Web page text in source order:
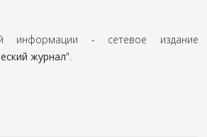
информации - сетевое издание
журнал".